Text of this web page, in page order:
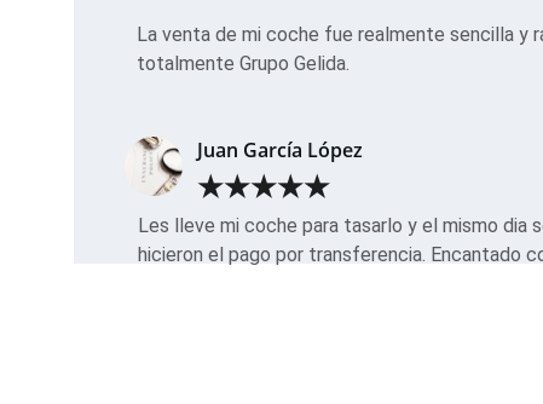
La venta de mi coche fue realmente sencilla y
totalmente Grupo Gelida.
Juan García López
Les lleve mi coche para tasarlo y el mismo dia
hicieron el pago por transferencia. Encantado
★★★★★